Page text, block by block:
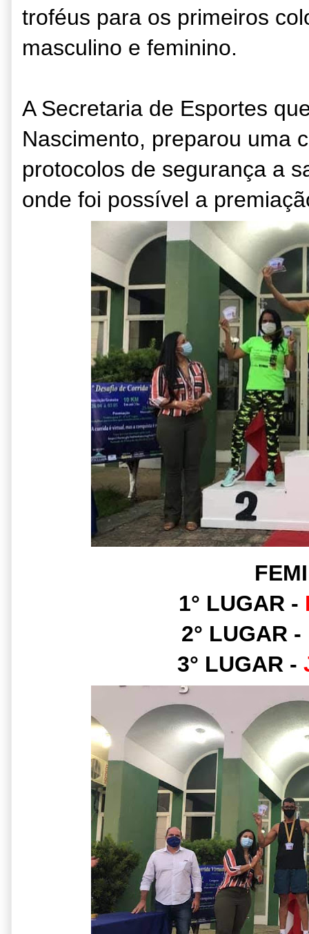
troféus para os primeiros
masculino e feminino.
A Secretaria de Esportes
Nascimento, preparou uma
protocolos de segurança a
onde foi possível a
1° LUGAR -
2° LUGAR -
3° LUGAR -